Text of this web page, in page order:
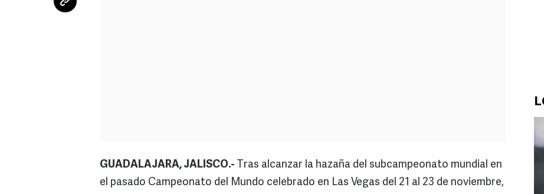
GUADALAJARA, JALISCO.- Tras alcanzar la hazaña del subcampeonato mundial en
el pasado Campeonato del Mundo celebrado en Las Vegas del 21 al 23 de noviembre,